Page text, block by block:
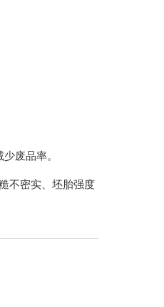
废品率。
不密实、坯胎强度